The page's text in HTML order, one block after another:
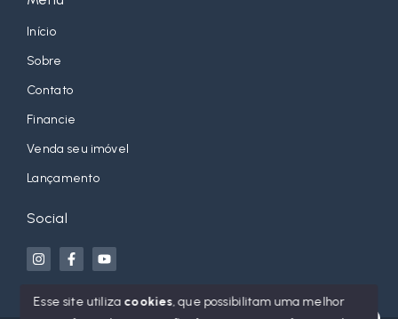
Início
Sobre
Contato
Financie
Venda seu imóvel
Lançamento
Social
Esse site utiliza cookies, que possibilitam uma melhor